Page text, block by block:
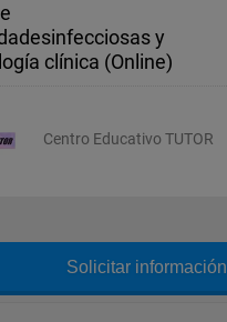
y
clínica (Online)
Centro Educativo TUTOR
Solicitar información